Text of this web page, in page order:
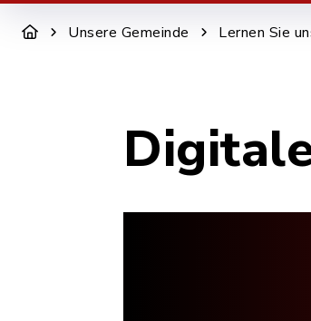
Unsere Gemeinde Lernen Sie